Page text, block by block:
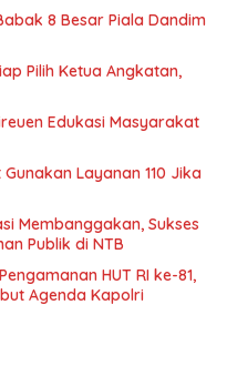
8 Besar Piala Dandim
Pilih Ketua Angkatan,
Edukasi Masyarakat
Layanan 110 Jika
Membanggakan, Sukses
Publik di NTB
HUT RI ke-81,
Agenda Kapolri